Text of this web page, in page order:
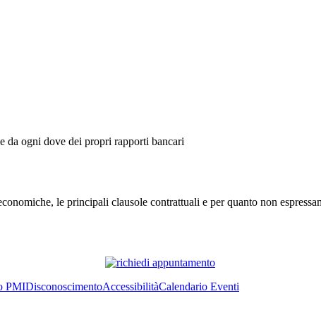
da ogni dove dei propri rapporti bancari
le principali clausole contrattuali e per quanto non
PMIDisconoscimentoAccessibilitàCalendario Eventi